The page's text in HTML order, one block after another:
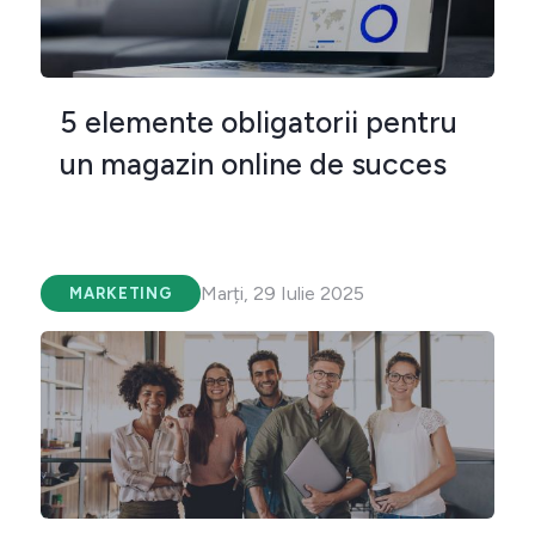
5 elemente obligatorii pentru
un magazin online de succes
MARKETING Marți, 29 Iulie 2025